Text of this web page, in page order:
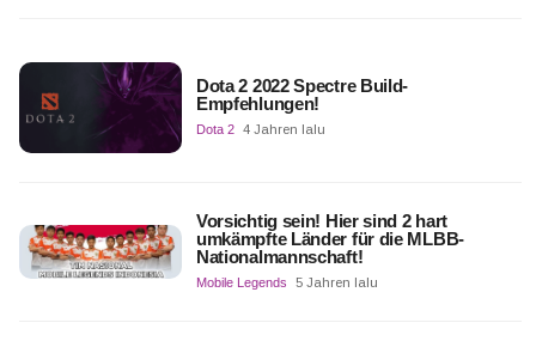
Dota 2 2022 Spectre Build-
Empfehlungen!
Dota 2 4 Jahren lalu
Vorsichtig sein! Hier sind 2 hart
umkämpfte Länder für die MLBB-
Nationalmannschaft!
Mobile Legends 5 Jahren lalu